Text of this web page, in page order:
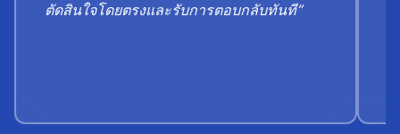
ตัดสินใจโดยตรงและรับการตอบกลับทันที”